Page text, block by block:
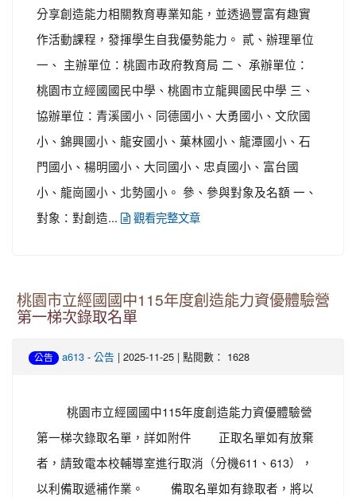
分享創造能力相關教育專業知能，並透過豐富有趣實
作活動課程，發揮學生自我優勢能力。 貳、辦理單位
一、 主辦單位：桃園市政府教育局 二、 承辦單位：
桃園市立經國國民中學、桃園市立龍興國民中學 三、
協辦單位：青溪國小、同德國小、大勇國小、文欣國
小、錦興國小、龍安國小、菓林國小、龍潭國小、石
門國小、楊明國小、大同國小、忠貞國小、富台國
小、龍崗國小、北勢國小。 參、參與對象及名額 一、
對象：對創造...
觀看完整文章
桃園市立經國國中115年度創造能力資優體驗營
第一梯次錄取名單
公告 a613 - 公告 | 2025-11-25 | 點閱數： 1628
桃園市立經國國中115年度創造能力資優體驗營
第一梯次錄取名單，詳如附件 正取名單如有放棄
者，請致電本校輔導室進行取消（分機611、613），
以利備取遞補作業。 備取名單如有錄取者，將以